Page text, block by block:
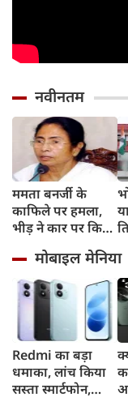
नवीनतम
ममता बनर्जी के
काफिले पर हमला,
भीड़ ने कार पर किया
पुलिस पर लगा यह
आरोप
मोबाइल मेनिया
Redmi का बड़ा
धमाका, लांच किया
सस्ता स्मार्टफोन,